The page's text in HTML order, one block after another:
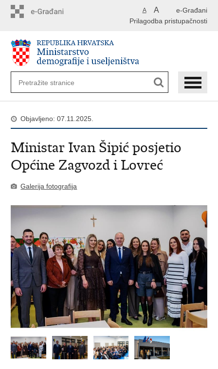
e-Građani
A A
Prilagodba pristupačnosti
Objavljeno: 07.11.2025.
Ministar Ivan Šipić posjetio
Općine Zagvozd i Lovreć
Galerija fotografija